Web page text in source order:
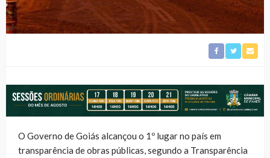
O Governo de Goiás alcançou o 1º lugar no país em
transparência de obras públicas, segundo a Transparência